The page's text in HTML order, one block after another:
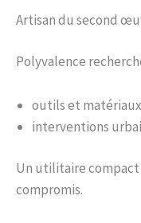
Artisan du second
Polyvalence
outils et matériaux
interventions
Un utilitaire
compromis.